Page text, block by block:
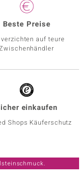
Beste Preise
auf teure
einkaufen
Shops Käuferschutz